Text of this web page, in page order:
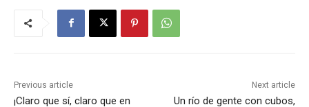
Previous article
¡Claro que sí, claro que en
Next article
Un río de gente con cubos,